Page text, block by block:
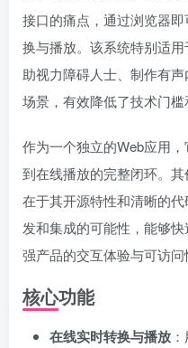
接口的痛点，通过浏览器
换与播放。该系统特别适
助视力障碍人士、制作有
场景，有效降低了技术门槛
作为一个独立的Web应用
到在线播放的完整闭环。
在于其开源特性和清晰的
发和集成的可能性，能够
强产品的交互体验与可访问
核心功能
在线实时转换与播放